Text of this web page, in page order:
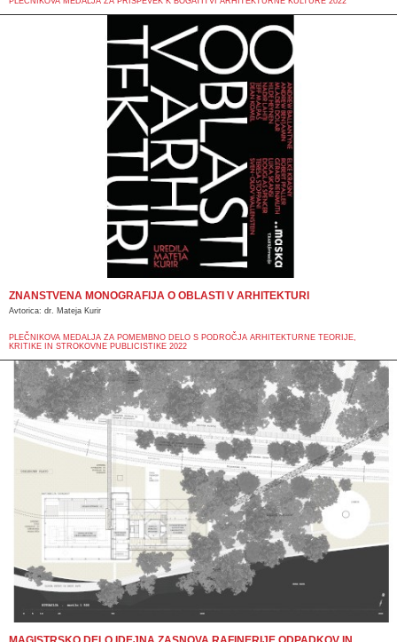
ZNANSTVENA MONOGRAFIJA O OBLASTI V ARHITEKTURI
Avtorica: dr. Mateja Kurir
PLEČNIKOVA MEDALJA ZA POMEMBNO DELO S PODROČJA ARHITEKTURNE TEORIJE,
KRITIKE IN STROKOVNE PUBLICISTIKE 2022